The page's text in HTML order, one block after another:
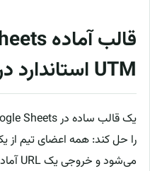
UTM استاندارد در چند دقیقه
را حل کند: همه اعضای تیم از
می‌شود و خروجی یک URL آماده است.